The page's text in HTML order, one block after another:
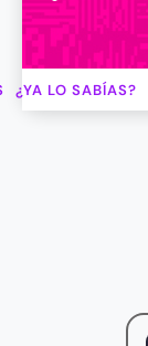
¿YA LO SABÍAS?